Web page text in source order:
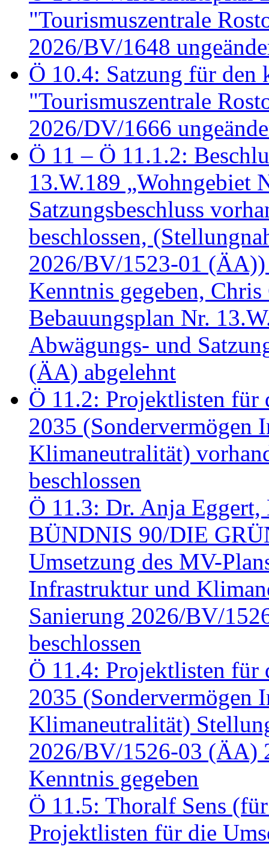
"Tourismuszentrale
2026/BV/1648
Ö 10.4: Satzung für den
"Tourismuszentrale
2026/DV/1666
Ö 11 – Ö 11.1.2:
13.W.189 „Wohngebiet
Satzungsbeschluss
beschlossen,
2026/BV/1523-01
Kenntnis gegeben,
Bebauungsplan Nr.
Abwägungs- und
(ÄA) abgelehnt
Ö 11.2: Projektlisten für
2035 (Sondervermögen
Klimaneutralität)
beschlossen
Ö 11.3: Dr. Anja
BÜNDNIS 90/DIE
Umsetzung des MV-
Infrastruktur und
Sanierung 2026/BV/
beschlossen
Ö 11.4: Projektlisten für
2035 (Sondervermögen
Klimaneutralität)
2026/BV/1526-03 (ÄA)
Kenntnis gegeben
Ö 11.5: Thoralf Sens
Projektlisten für die